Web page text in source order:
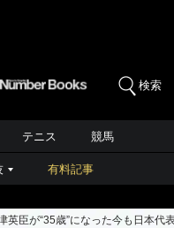
検索
テニス 競馬
有料記事
臣が“35歳”になった今も日本代